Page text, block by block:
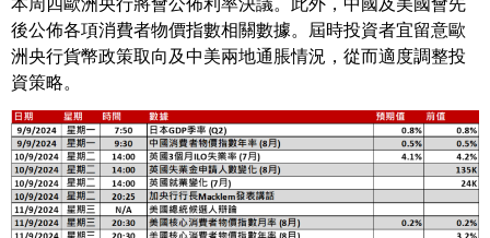
後公佈各項消費者物價指數相關數據。屆時投資者宜留意歐
洲央行貨幣政策取向及中美兩地通脹情況，從而適度調整投
資策略。